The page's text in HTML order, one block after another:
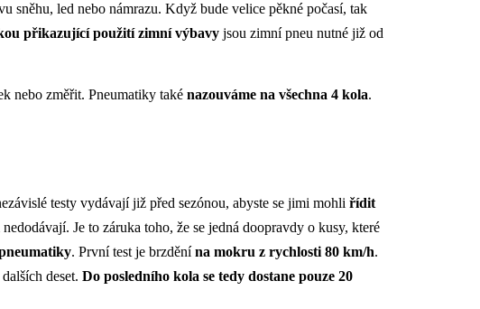
sněhu, led nebo námrazu. Když bude velice pěkné počasí, tak
přikazující použití zimní výbavy jsou zimní pneu nutné již od
nebo změřit. Pneumatiky také nazouváme na všechna 4 kola.
testy vydávají již před sezónou, abyste se jimi mohli řídit
Je to záruka toho, že se jedná doopravdy o kusy, které
. První test je brzděnína mokru z rychlosti 80 km/h.
deset. Do posledního kola se tedy dostane pouze 20